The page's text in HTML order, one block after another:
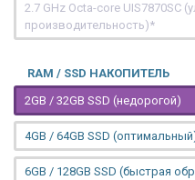
2.7 GHz Octa-core UIS7870SC
производительность)*
RAM / SSD НАКОПИТЕЛЬ
2GB / 32GB SSD (недорогой)
4GB / 64GB SSD
6GB / 128GB SSD (быстрая